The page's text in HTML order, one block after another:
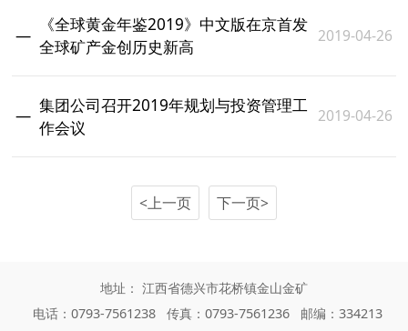
《全球黄金年鉴2019》中文版在京首发
全球矿产金创历史新高
2019-04-26
集团公司召开2019年规划与投资管理工
作会议
2019-04-26
<上一页 下一页>
地址： 江西省德兴市花桥镇金山金矿
电话：0793-7561238 传真：0793-7561236 邮编：334213